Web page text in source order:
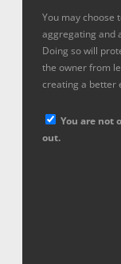
You may choose
aggregating and
Doing so will
the owner from
creating a better
You are not
out.